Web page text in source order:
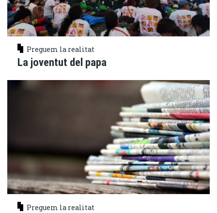
Preguem la realitat
La joventut del papa
Preguem la realitat